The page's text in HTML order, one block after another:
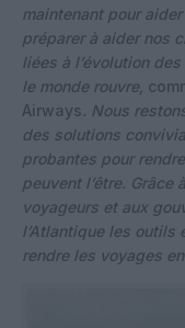
maintenant pour
préparer à aider nos
liées à l’évolution
le monde rouvre,
Airways. Nous
des solutions
probantes pour
peuvent l’être.
voyageurs et aux
l’Atlantique les outils
rendre les voyages